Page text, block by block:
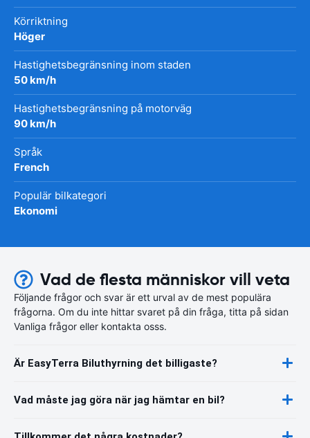
Körriktning
Höger
Hastighetsbegränsning inom staden
50 km/h
Hastighetsbegränsning på motorväg
90 km/h
Språk
French
Populär bilkategori
Ekonomi
Vad de flesta människor vill veta
Följande frågor och svar är ett urval av de mest populära
frågorna. Om du inte hittar svaret på din fråga, titta på sidan
Vanliga frågor eller kontakta osss.
Är EasyTerra Biluthyrning det billigaste?
Vad måste jag göra när jag hämtar en bil?